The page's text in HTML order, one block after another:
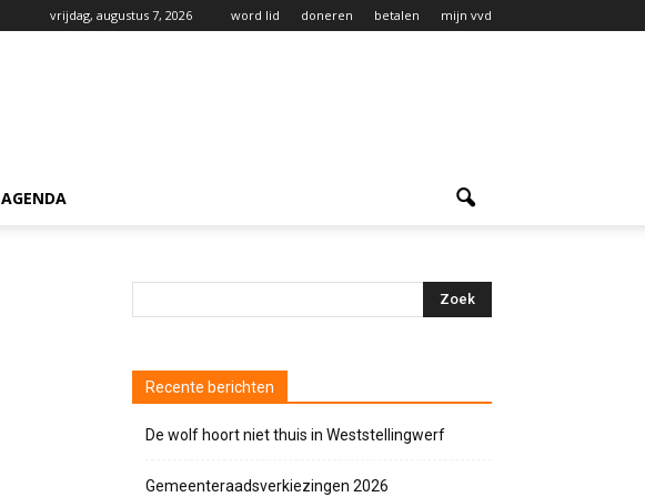
vrijdag, augustus 7, 2026 word lid doneren betalen mijn vvd
AGENDA
Recente berichten
De wolf hoort niet thuis in Weststellingwerf
Gemeenteraadsverkiezingen 2026